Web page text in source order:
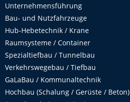
Unternehmensführung
Bau- und Nutzfahrzeuge
Hub-Hebetechnik / Krane
Raumsysteme / Container
Spezialtiefbau / Tunnelbau
Verkehrswegebau / Tiefbau
GaLaBau / Kommunaltechnik
Hochbau (Schalung / Gerüste / Beton)